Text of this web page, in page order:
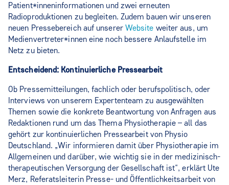
Patient*inneninformationen und zwei erneuten
Radioproduktionen zu begleiten. Zudem bauen wir unseren
neuen Pressebereich auf unserer Website weiter aus, um
Medienvertreter*innen eine noch bessere Anlaufstelle im
Netz zu bieten.
Entscheidend: Kontinuierliche Pressearbeit
Ob Pressemitteilungen, fachlich oder berufspolitisch, oder
Interviews von unserem Expertenteam zu ausgewählten
Themen sowie die konkrete Beantwortung von Anfragen aus
Redaktionen rund um das Thema Physiotherapie – all das
gehört zur kontinuierlichen Pressearbeit von Physio
Deutschland. „Wir informieren damit über Physiotherapie im
Allgemeinen und darüber, wie wichtig sie in der medizinisch-
therapeutischen Versorgung der Gesellschaft ist“, erklärt Ute
Merz, Referatsleiterin Presse- und Öffentlichkeitsarbeit von